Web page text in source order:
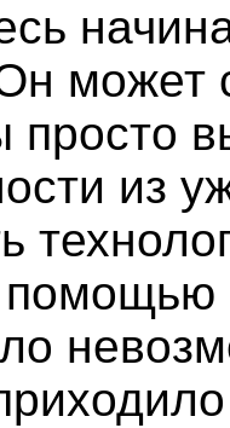
может
просто
из